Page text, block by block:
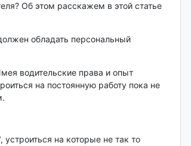
Об этом расскажем в этой статье
обладать персональный
водительские права и опыт
на постоянную работу пока не
на которые не так то